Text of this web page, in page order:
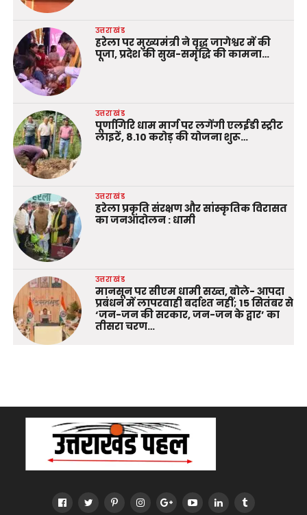
उत्तराखंड
हरेला पर मुख्यमंत्री ने वृद्ध जागेश्वर में की
पूजा, प्रदेश की सुख-समृद्धि की कामना…
उत्तराखंड
पूर्णागिरि धाम मार्ग पर लगेंगी एलईडी स्ट्रीट
लाइटें, 8.10 करोड़ की योजना शुरू…
उत्तराखंड
हरेला प्रकृति संरक्षण और सांस्कृतिक विरासत
का जनआंदोलन : धामी
उत्तराखंड
मानसून पर सीएम धामी सख्त, बोले- आपदा
प्रबंधन में लापरवाही बर्दाश्त नहीं; 15 सितंबर से
‘जन-जन की सरकार, जन-जन के द्वार’ का
तीसरा चरण…